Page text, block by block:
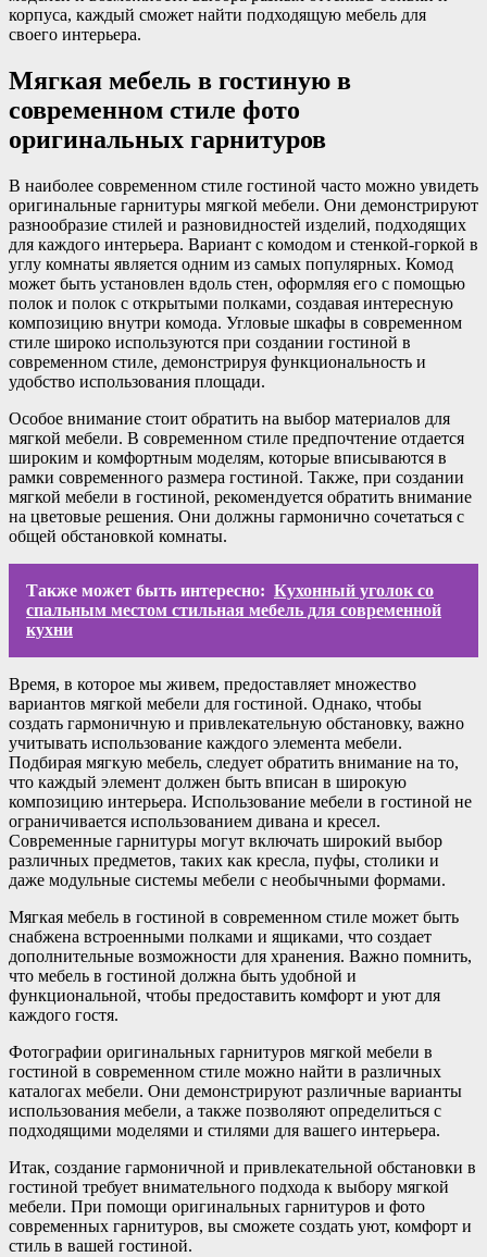
корпуса, каждый сможет найти подходящую мебель для
своего интерьера.
Мягкая мебель в гостиную в
современном стиле фото
оригинальных гарнитуров
В наиболее современном стиле гостиной часто можно увидеть
оригинальные гарнитуры мягкой мебели. Они демонстрируют
разнообразие стилей и разновидностей изделий, подходящих
для каждого интерьера. Вариант с комодом и стенкой-горкой в
углу комнаты является одним из самых популярных. Комод
может быть установлен вдоль стен, оформляя его с помощью
полок и полок с открытыми полками, создавая интересную
композицию внутри комода. Угловые шкафы в современном
стиле широко используются при создании гостиной в
современном стиле, демонстрируя функциональность и
удобство использования площади.
Особое внимание стоит обратить на выбор материалов для
мягкой мебели. В современном стиле предпочтение отдается
широким и комфортным моделям, которые вписываются в
рамки современного размера гостиной. Также, при создании
мягкой мебели в гостиной, рекомендуется обратить внимание
на цветовые решения. Они должны гармонично сочетаться с
общей обстановкой комнаты.
Также может быть интересно: Кухонный уголок со
спальным местом стильная мебель для современной
кухни
Время, в которое мы живем, предоставляет множество
вариантов мягкой мебели для гостиной. Однако, чтобы
создать гармоничную и привлекательную обстановку, важно
учитывать использование каждого элемента мебели.
Подбирая мягкую мебель, следует обратить внимание на то,
что каждый элемент должен быть вписан в широкую
композицию интерьера. Использование мебели в гостиной не
ограничивается использованием дивана и кресел.
Современные гарнитуры могут включать широкий выбор
различных предметов, таких как кресла, пуфы, столики и
даже модульные системы мебели с необычными формами.
Мягкая мебель в гостиной в современном стиле может быть
снабжена встроенными полками и ящиками, что создает
дополнительные возможности для хранения. Важно помнить,
что мебель в гостиной должна быть удобной и
функциональной, чтобы предоставить комфорт и уют для
каждого гостя.
Фотографии оригинальных гарнитуров мягкой мебели в
гостиной в современном стиле можно найти в различных
каталогах мебели. Они демонстрируют различные варианты
использования мебели, а также позволяют определиться с
подходящими моделями и стилями для вашего интерьера.
Итак, создание гармоничной и привлекательной обстановки в
гостиной требует внимательного подхода к выбору мягкой
мебели. При помощи оригинальных гарнитуров и фото
современных гарнитуров, вы сможете создать уют, комфорт и
стиль в вашей гостиной.